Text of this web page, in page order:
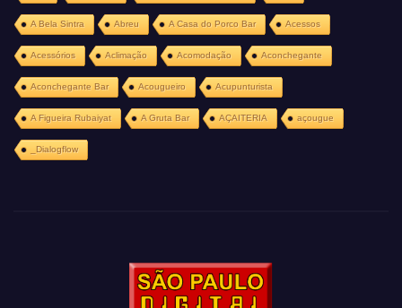
A Bela Sintra Abreu A Casa do Porco Bar Acessos
Acessórios Aclimação Acomodação Aconchegante
Aconchegante Bar Acougueiro Acupunturista
A Figueira Rubaiyat A Gruta Bar AÇAITERIA açougue
_Dialogflow